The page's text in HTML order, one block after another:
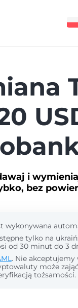
i
bez
wykonywana
tylko na
od 30 minut do 3
. Nie
może
tożsamości.